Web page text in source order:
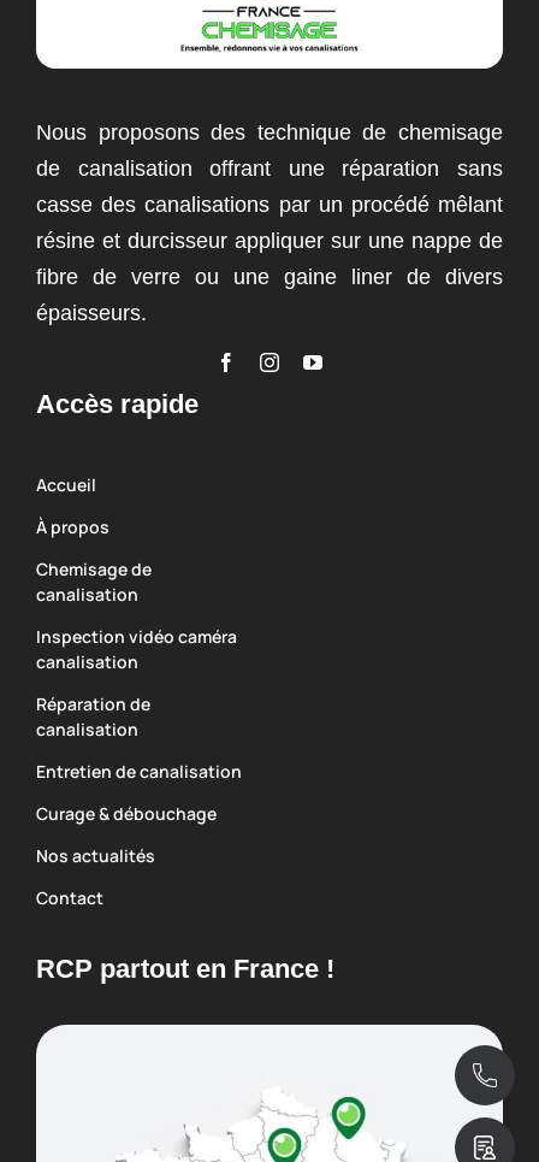
Nous proposons des technique de chemisage
de canalisation offrant une réparation sans
casse des canalisations par un procédé mêlant
résine et durcisseur appliquer sur une nappe de
fibre de verre ou une gaine liner de divers
épaisseurs.
Accès rapide
Accueil
À propos
Chemisage de
canalisation
Inspection vidéo caméra
canalisation
Réparation de
canalisation
Entretien de canalisation
Curage & débouchage
Nos actualités
Contact
RCP partout en France !